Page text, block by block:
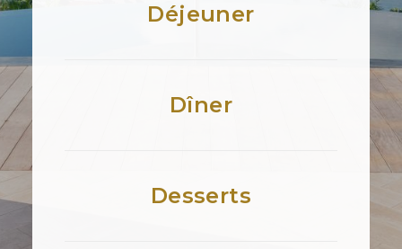
Déjeuner
Dîner
Desserts